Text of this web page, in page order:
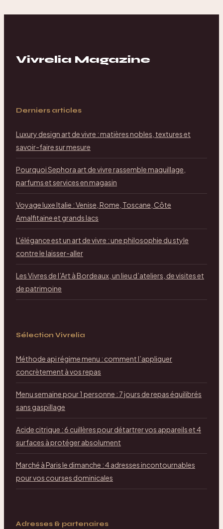
Vivrelia Magazine
Derniers articles
Luxury design art de vivre : matières nobles, textures et
savoir-faire sur mesure
Pourquoi Sephora art de vivre rassemble maquillage,
parfums et services en magasin
Voyage luxe Italie : Venise, Rome, Toscane, Côte
Amalfitaine et grands lacs
L'élégance est un art de vivre : une philosophie du style
contre le laisser-aller
Les Vivres de l’Art à Bordeaux, un lieu d’ateliers, de visites et
de patrimoine
Sélection Vivrelia
Méthode api régime menu : comment l’appliquer
concrètement à vos repas
Menu semaine pour 1 personne : 7 jours de repas équilibrés
sans gaspillage
Acide citrique : 6 cuillères pour détartrer vos appareils et 4
surfaces à protéger absolument
Marché à Paris le dimanche : 4 adresses incontournables
pour vos courses dominicales
Adresses & partenaires